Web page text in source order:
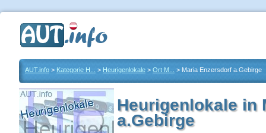
AUT.info > Kategorie H... > Heurigenlokale > Ort M... > Maria Enzersdorf a.Gebirge
Heurigenlokale in
a.Gebirge